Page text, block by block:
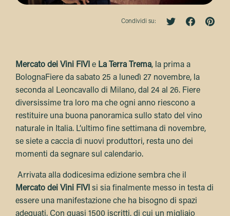
Condividi su:
Mercato dei Vini FIVI e La Terra Trema, la prima a
BolognaFiere da sabato 25 a lunedì 27 novembre, la
seconda al Leoncavallo di Milano, dal 24 al 26. Fiere
diversissime tra loro ma che ogni anno riescono a
restituire una buona panoramica sullo stato del vino
naturale in Italia. L’ultimo fine settimana di novembre,
se siete a caccia di nuovi produttori, resta uno dei
momenti da segnare sul calendario.
Arrivata alla dodicesima edizione sembra che il
Mercato dei Vini FIVI si sia finalmente messo in testa di
essere una manifestazione che ha bisogno di spazi
adeguati. Con quasi 1500 iscritti, di cui un migliaio